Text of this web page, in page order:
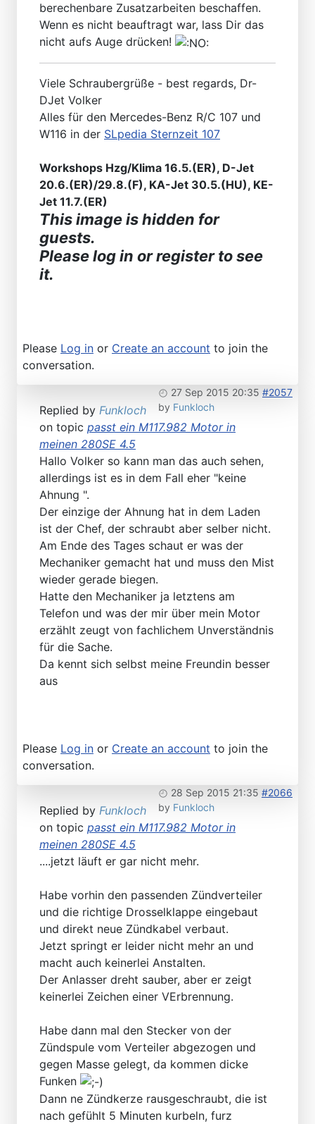
berechenbare Zusatzarbeiten beschaffen.
Wenn es nicht beauftragt war, lass Dir das
nicht aufs Auge drücken!
Viele Schraubergrüße - best regards, Dr-
DJet Volker
Alles für den Mercedes-Benz R/C 107 und
W116 in der SLpedia Sternzeit 107
Workshops Hzg/Klima 16.5.(ER), D-Jet
20.6.(ER)/29.8.(F), KA-Jet 30.5.(HU), KE-
Jet 11.7.(ER)
This image is hidden for
guests.
Please log in or register to see
it.
Please Log in or Create an account to join the
conversation.
27 Sep 2015 20:35 #2057
by Funkloch
Replied by Funkloch
on topic passt ein M117.982 Motor in
meinen 280SE 4.5
Hallo Volker so kann man das auch sehen,
allerdings ist es in dem Fall eher "keine
Ahnung ".
Der einzige der Ahnung hat in dem Laden
ist der Chef, der schraubt aber selber nicht.
Am Ende des Tages schaut er was der
Mechaniker gemacht hat und muss den Mist
wieder gerade biegen.
Hatte den Mechaniker ja letztens am
Telefon und was der mir über mein Motor
erzählt zeugt von fachlichem Unverständnis
für die Sache.
Da kennt sich selbst meine Freundin besser
aus
Please Log in or Create an account to join the
conversation.
28 Sep 2015 21:35 #2066
by Funkloch
Replied by Funkloch
on topic passt ein M117.982 Motor in
meinen 280SE 4.5
....jetzt läuft er gar nicht mehr.
Habe vorhin den passenden Zündverteiler
und die richtige Drosselklappe eingebaut
und direkt neue Zündkabel verbaut.
Jetzt springt er leider nicht mehr an und
macht auch keinerlei Anstalten.
Der Anlasser dreht sauber, aber er zeigt
keinerlei Zeichen einer VErbrennung.
Habe dann mal den Stecker von der
Zündspule vom Verteiler abgezogen und
gegen Masse gelegt, da kommen dicke
Funken
Dann ne Zündkerze rausgeschraubt, die ist
nach gefühlt 5 Minuten kurbeln, furz